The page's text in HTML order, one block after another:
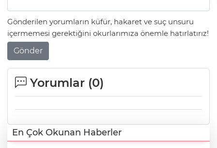
Gönderilen yorumların küfür, hakaret ve suç unsuru
içermemesi gerektiğini okurlarımıza önemle hatırlatırız!
Gönder
Yorumlar (0)
En Çok Okunan Haberler